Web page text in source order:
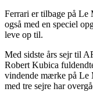
Ferrari er tilbage på Le
også med en speciel
leve op til.
Med sidste års sejr til
Robert Kubica
vindende mærke på Le
med tre sejre har